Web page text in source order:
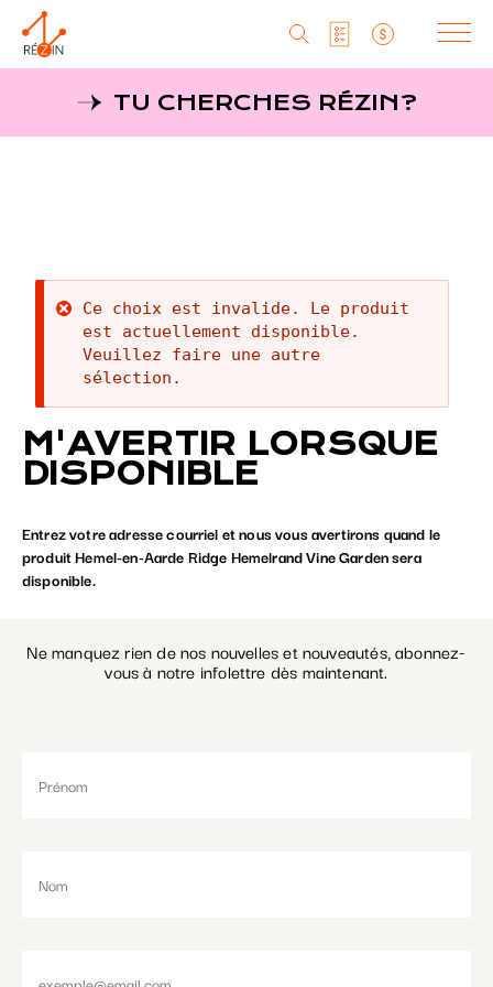
Produits
Producteurs
MagaZin
Contact
RéZin
530, rue St-Zotique Est
Montréal, Qc, H2S 1M3
info@rezin.com
Paramétrer les cookies
TU CHERCHES RÉZIN?
Message
d'erreur
Ce choix est invalide. Le produit
est actuellement disponible.
Veuillez faire une autre
sélection.
M'AVERTIR LORSQUE
DISPONIBLE
Entrez votre adresse courriel et nous vous avertirons quand le
produit Hemel-en-Aarde Ridge Hemelrand Vine Garden sera
disponible.
Ne manquez rien de nos nouvelles et nouveautés, abonnez-
vous à notre infolettre dès maintenant.